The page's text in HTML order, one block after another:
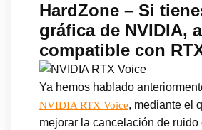
HardZone – Si
gráfica de NVIDIA,
compatible con
Ya hemos hablado
NVIDIA RTX Voice, mediante el
mejorar la cancelación de ruido